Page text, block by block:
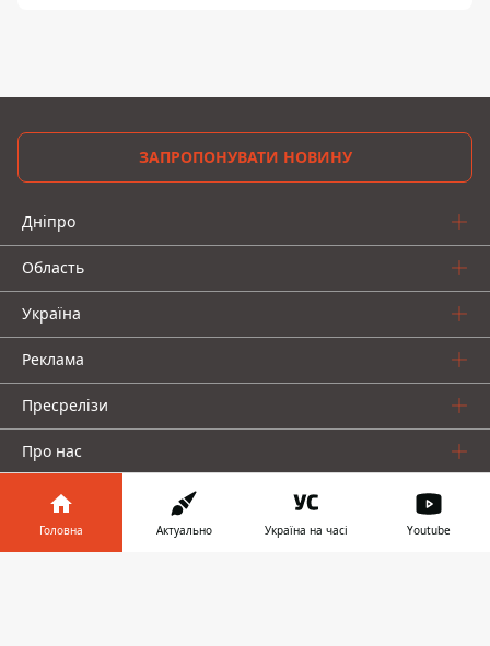
ЗАПРОПОНУВАТИ НОВИНУ
Дніпро
Область
Україна
Реклама
Пресрелізи
Про нас
Головна Актуально Україна на часі Youtube